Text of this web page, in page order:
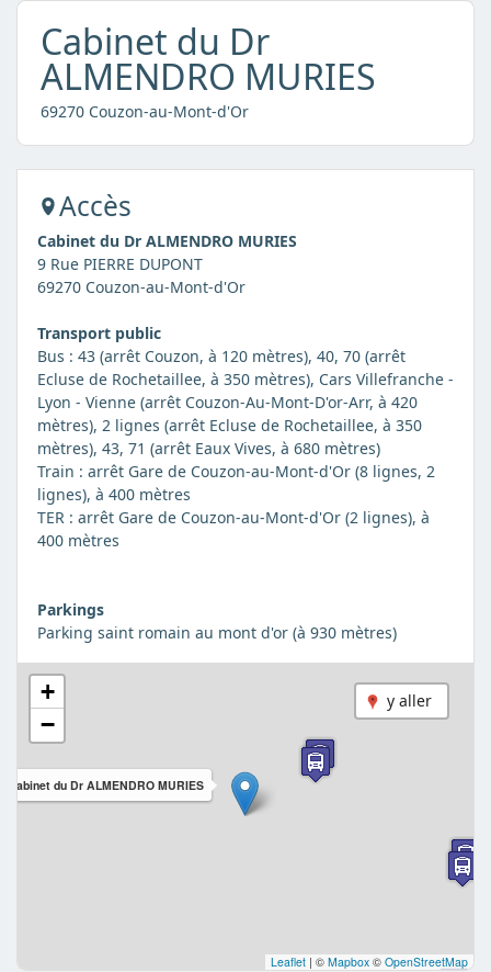
Cabinet du Dr
ALMENDRO MURIES
69270 Couzon-au-Mont-d'Or
Accès
Cabinet du Dr ALMENDRO MURIES
9 Rue PIERRE DUPONT
69270 Couzon-au-Mont-d'Or
Transport public
Bus : 43 (arrêt Couzon, à 120 mètres), 40, 70 (arrêt
Ecluse de Rochetaillee, à 350 mètres), Cars Villefranche -
Lyon - Vienne (arrêt Couzon-Au-Mont-D'or-Arr, à 420
mètres), 2 lignes (arrêt Ecluse de Rochetaillee, à 350
mètres), 43, 71 (arrêt Eaux Vives, à 680 mètres)
Train : arrêt Gare de Couzon-au-Mont-d'Or (8 lignes, 2
lignes), à 400 mètres
TER : arrêt Gare de Couzon-au-Mont-d'Or (2 lignes), à
400 mètres
Parkings
Parking saint romain au mont d'or (à 930 mètres)
y aller
Cabinet du Dr ALMENDRO MURIES
+
−
Leaflet | © Mapbox © OpenStreetMap